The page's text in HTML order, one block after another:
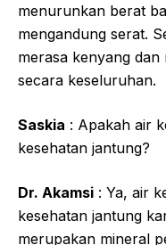
menurunkan berat
mengandung serat.
merasa kenyang
secara keseluruhan.
Saskia : Apakah air
kesehatan jantung?
Dr. Akamsi : Ya, air
kesehatan jantung
merupakan mineral